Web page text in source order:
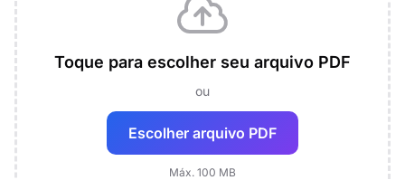
Toque para escolher seu arquivo PDF
ou
Escolher arquivo PDF
Máx. 100 MB